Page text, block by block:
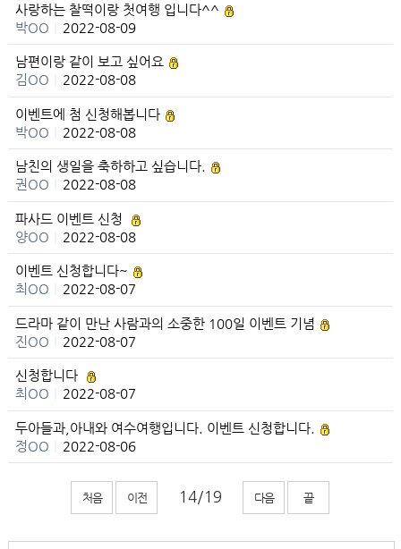
사랑하는 찰떡이랑 첫여행 입니다^^
박OO
2022-08-09
남편이랑 같이 보고 싶어요
김OO
2022-08-08
이벤트에 첨 신청해봅니다
박OO
2022-08-08
남친의 생일을 축하하고 싶습니다.
권OO
2022-08-08
파사드 이벤트 신청
양OO
2022-08-08
이벤트 신청합니다~
최OO
2022-08-07
드라마 같이 만난 사람과의 소중한 100일 이벤트 기념
진OO
2022-08-07
신청합니다
최OO
2022-08-07
두아들과,아내와 여수여행입니다. 이벤트 신청합니다.
정OO
2022-08-06
처음 이전 다음 끝